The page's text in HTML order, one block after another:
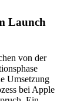
Launch
von der
Umsetzung
bei Apple